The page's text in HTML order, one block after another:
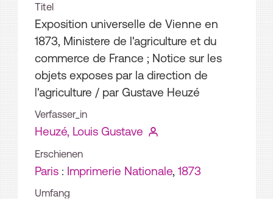
Titel
Exposition universelle de Vienne en
1873, Ministere de l'agriculture et du
commerce de France ; Notice sur les
objets exposes par la direction de
l'agriculture / par Gustave Heuzé
Verfasser_in
Heuzé, Louis Gustave
Erschienen
Paris : Imprimerie Nationale, 1873
Umfang